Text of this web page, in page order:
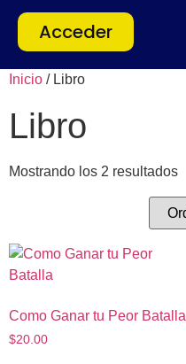
Acceder
Inicio / Libro
Libro
Mostrando los 2 resultados
Como Ganar tu Peor Batalla
$20.00